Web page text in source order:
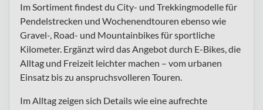
Im Sortiment findest du City- und Trekkingmodelle für
Pendelstrecken und Wochenendtouren ebenso wie
Gravel-, Road- und Mountainbikes für sportliche
Kilometer. Ergänzt wird das Angebot durch E-Bikes, die
Alltag und Freizeit leichter machen – vom urbanen
Einsatz bis zu anspruchsvolleren Touren.
Im Alltag zeigen sich Details wie eine aufrechte